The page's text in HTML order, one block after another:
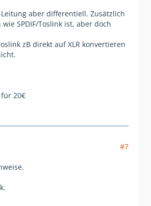
Leitung aber differentiell. Zusätzlich
SPDIF/Toslink ist, aber doch
zB direkt auf XLR konvertieren
20€
#7